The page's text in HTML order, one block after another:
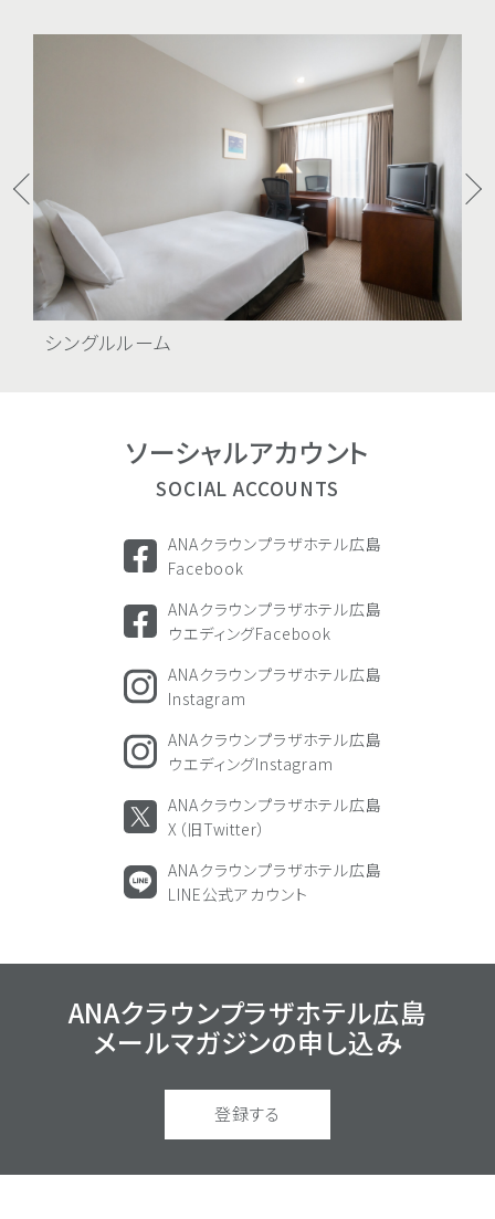
シングルルーム
ソーシャルアカウント
SOCIAL ACCOUNTS
ANAクラウンプラザホテル広島
Facebook
ANAクラウンプラザホテル広島
ウエディングFacebook
ANAクラウンプラザホテル広島
Instagram
ANAクラウンプラザホテル広島
ウエディングInstagram
ANAクラウンプラザホテル広島
X（旧Twitter）
ANAクラウンプラザホテル広島
LINE公式アカウント
ANAクラウンプラザホテル広島
メールマガジンの申し込み
登録する